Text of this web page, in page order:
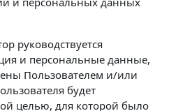
руководствуется
и персональные данные,
Пользователем и/или
будет
целью, для которой было